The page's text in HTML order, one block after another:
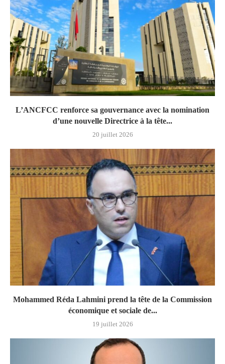
L’ANCFCC renforce sa gouvernance avec la nomination
d’une nouvelle Directrice à la tête...
20 juillet 2026
Mohammed Réda Lahmini prend la tête de la Commission
économique et sociale de...
19 juillet 2026